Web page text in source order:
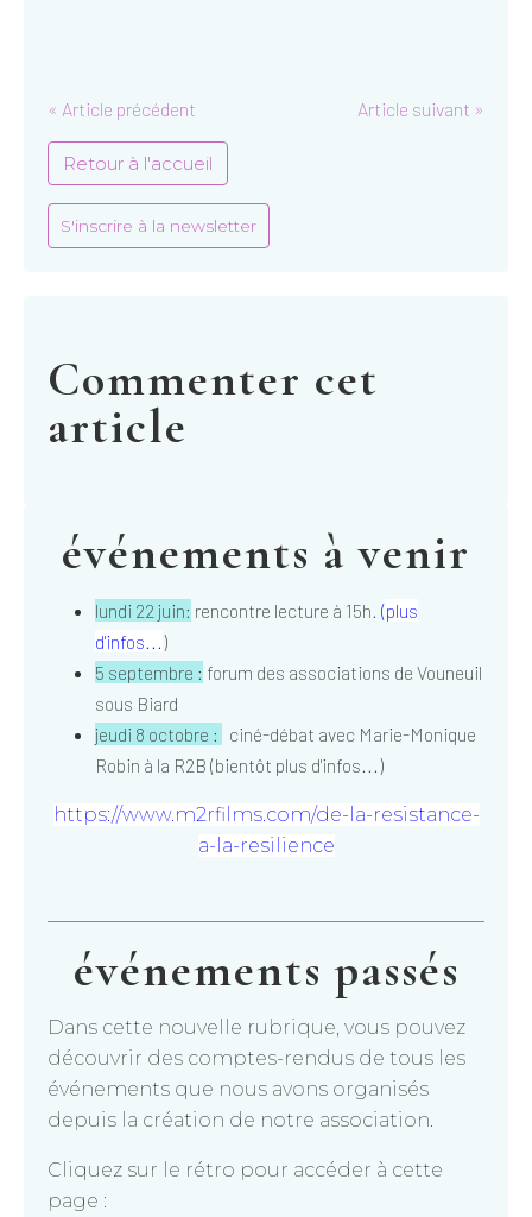
« Article précédent Article suivant »
Retour à l'accueil
S'inscrire à la newsletter
Commenter cet
article
événements à venir
lundi 22 juin: rencontre lecture à 15h. (plus
d'infos...)
5 septembre : forum des associations de Vouneuil
sous Biard
jeudi 8 octobre :
ciné-débat avec Marie-Monique
Robin à la R2B (bientôt plus d'infos...)
https://www.m2rfilms.com/de-la-resistance-
a-la-resilience
événements passés
Dans cette nouvelle rubrique, vous pouvez
découvrir des comptes-rendus de tous les
événements que nous avons organisés
depuis la création de notre association.
Cliquez sur le rétro pour accéder à cette
page :